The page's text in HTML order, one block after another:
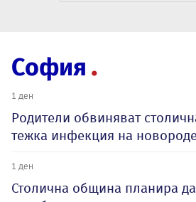
София
1 ден
Родители обвиняват
тежка инфекция на
1 ден
Столична община планира